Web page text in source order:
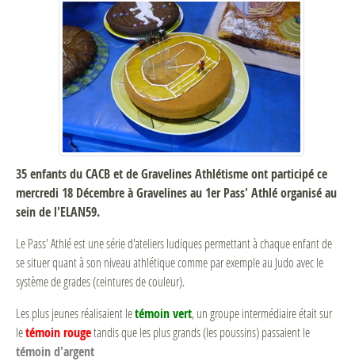
35 enfants du CACB et de Gravelines Athlétisme ont participé ce
mercredi 18 Décembre à Gravelines au 1er Pass' Athlé organisé au
sein de l'ELAN59.
Le Pass' Athlé est une série d'ateliers ludiques permettant à chaque enfant de
se situer quant à son niveau athlétique comme par exemple au Judo avec le
système de grades (ceintures de couleur).
Les plus jeunes réalisaient letémoin vert, un groupe intermédiaire était sur
letémoin rougetandis que les plus grands (les poussins) passaient le
témoin d'argent